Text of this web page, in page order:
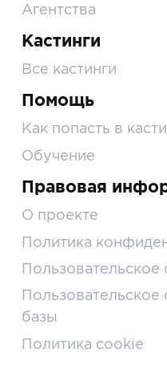
Агентства
Кастинги
Все кастинги
Помощь
Как попасть в
Обучение
Правовая
О проекте
Политика
Пользовательское
Пользовательское
базы
Политика cookie